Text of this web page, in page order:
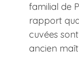
familial de
rapport
cuvées
ancien